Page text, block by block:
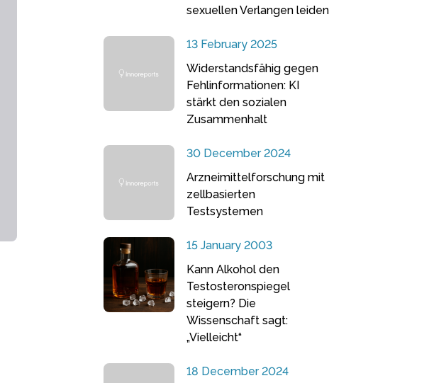
sexuellen Verlangen leiden
13 February 2025
Widerstandsfähig gegen
Fehlinformationen: KI
stärkt den sozialen
Zusammenhalt
30 December 2024
Arzneimittelforschung mit
zellbasierten
Testsystemen
15 January 2003
Kann Alkohol den
Testosteronspiegel
steigern? Die
Wissenschaft sagt:
„Vielleicht“
18 December 2024